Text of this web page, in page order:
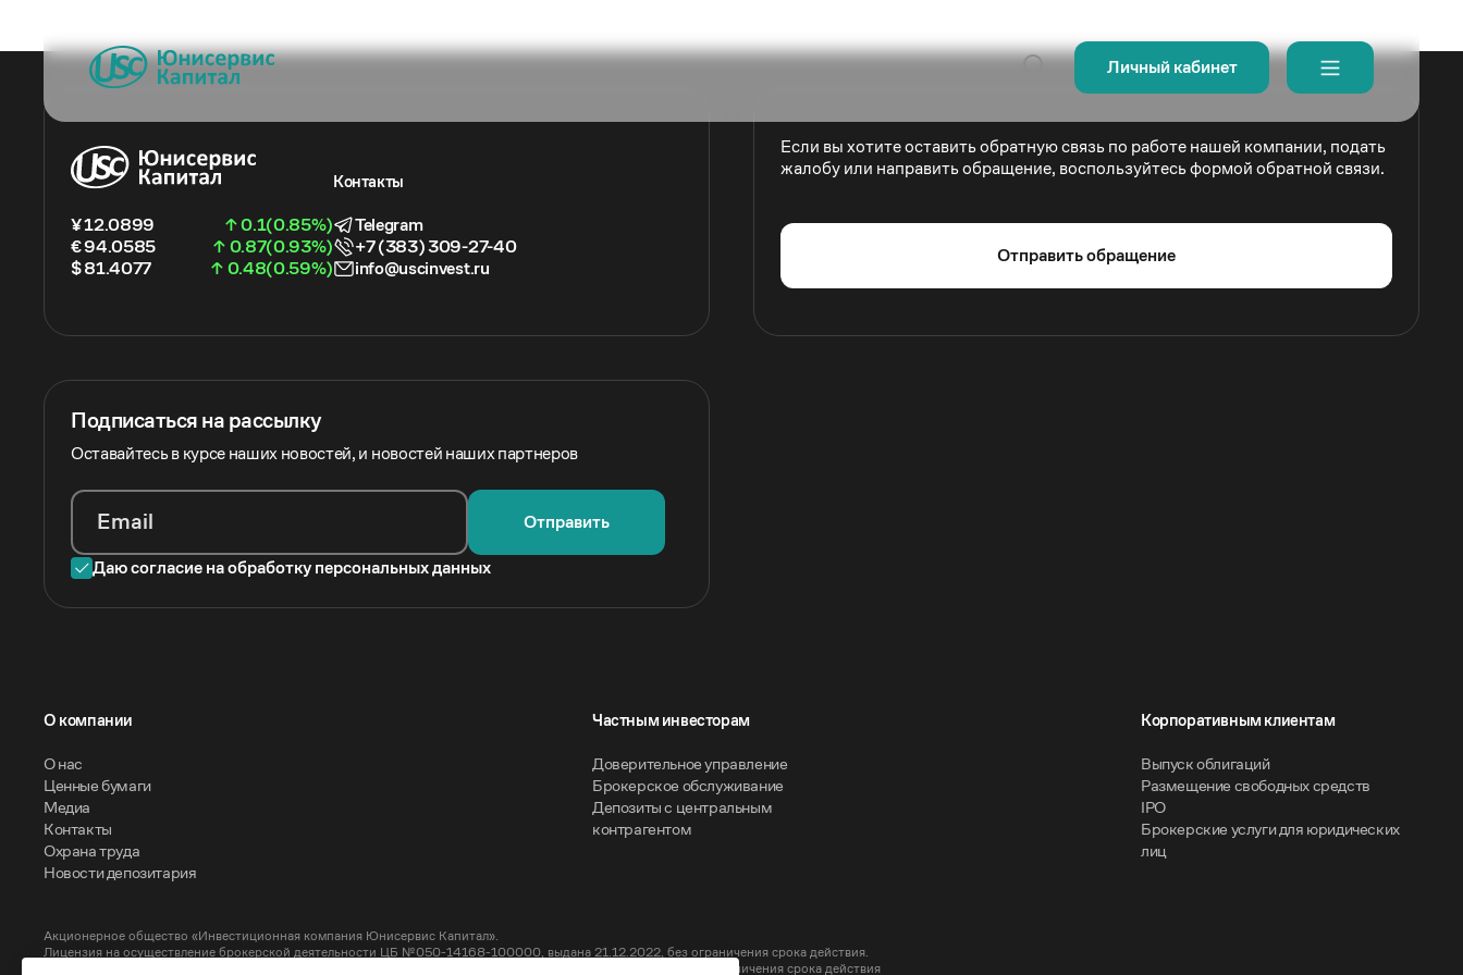
Личный кабинет
¥ 12.0899
↑ 0.1(0.85%)
€ 94.0585
↑ 0.87(0.93%)
$ 81.4077
↑ 0.48(0.59%)
Контакты
Telegram
+7 (383) 309-27-40
info@uscinvest.ru
Если вы хотите оставить обратную связь по работе нашей компании, подать
жалобу или направить обращение, воспользуйтесь формой обратной связи.
Отправить обращение
Подписаться на рассылку
Оставайтесь в курсе наших новостей, и новостей наших партнеров
Email
Отправить
Даю согласие на обработку персональных данных
O компании
О нас
Ценные бумаги
Медиа
Контакты
Охрана труда
Новости депозитария
Частным инвесторам
Доверительное управление
Брокерское обслуживание
Депозиты с центральным
контрагентом
Корпоративным клиентам
Выпуск облигаций
Размещение свободных средств
IPO
Брокерские услуги для юридических
лиц
Акционерное общество «Инвестиционная компания Юнисервис Капитал».
Лицензия на осуществление брокерской деятельности ЦБ №050-14168-100000, выдана 21.12.2022, без ограничения срока действия.
Лицензия на осуществление депозитарной деятельности ЦБ №050-14169-000100, выдана 21.12.2022, без ограничения срока действия